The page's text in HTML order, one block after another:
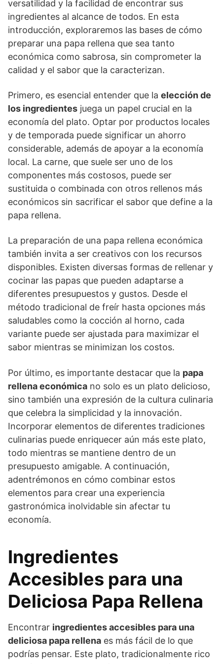
versatilidad y la facilidad de encontrar sus
ingredientes al alcance de todos. En esta
introducción, exploraremos las bases de cómo
preparar una papa rellena que sea tanto
económica como sabrosa, sin comprometer la
calidad y el sabor que la caracterizan.
Primero, es esencial entender que la elección de
los ingredientes juega un papel crucial en la
economía del plato. Optar por productos locales
y de temporada puede significar un ahorro
considerable, además de apoyar a la economía
local. La carne, que suele ser uno de los
componentes más costosos, puede ser
sustituida o combinada con otros rellenos más
económicos sin sacrificar el sabor que define a la
papa rellena.
La preparación de una papa rellena económica
también invita a ser creativos con los recursos
disponibles. Existen diversas formas de rellenar y
cocinar las papas que pueden adaptarse a
diferentes presupuestos y gustos. Desde el
método tradicional de freír hasta opciones más
saludables como la cocción al horno, cada
variante puede ser ajustada para maximizar el
sabor mientras se minimizan los costos.
Por último, es importante destacar que la papa
rellena económica no solo es un plato delicioso,
sino también una expresión de la cultura culinaria
que celebra la simplicidad y la innovación.
Incorporar elementos de diferentes tradiciones
culinarias puede enriquecer aún más este plato,
todo mientras se mantiene dentro de un
presupuesto amigable. A continuación,
adentrémonos en cómo combinar estos
elementos para crear una experiencia
gastronómica inolvidable sin afectar tu
economía.
Ingredientes
Accesibles para una
Deliciosa Papa Rellena
Encontrar ingredientes accesibles para una
deliciosa papa rellena es más fácil de lo que
podrías pensar. Este plato, tradicionalmente rico